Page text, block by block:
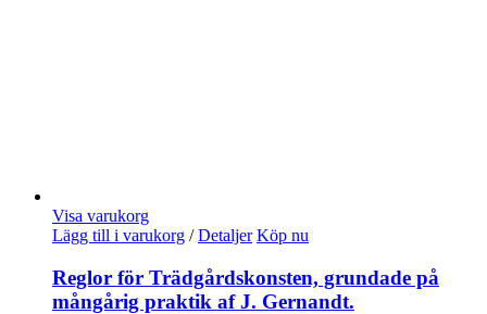
Visa varukorg
Lägg till i varukorg / Detaljer Köp nu
Reglor för Trädgårdskonsten, grundade på
mångårig praktik af J. Gernandt.